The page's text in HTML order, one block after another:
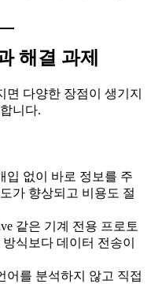
해결 과제
다양한 장점이 생기지
니다.
입 없이 바로 정보를 주
가 향상되고 비용도 절
같은 기계 전용 프로토
식보다 데이터 전송이
어를 분석하지 않고 직접